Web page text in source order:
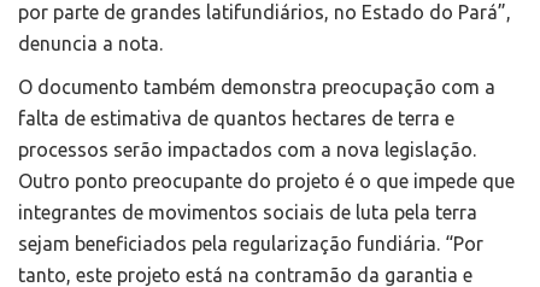
por parte de grandes latifundiários, no Estado do Pará”,
denuncia a nota.
O documento também demonstra preocupação com a
falta de estimativa de quantos hectares de terra e
processos serão impactados com a nova legislação.
Outro ponto preocupante do projeto é o que impede que
integrantes de movimentos sociais de luta pela terra
sejam beneficiados pela regularização fundiária. “Por
tanto, este projeto está na contramão da garantia e